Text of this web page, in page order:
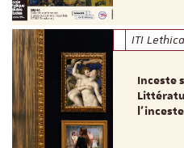
ITI Lethica
Inceste